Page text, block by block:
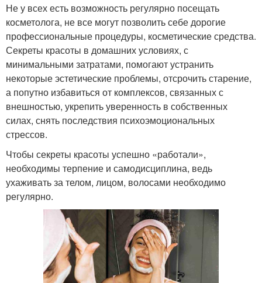
Не у всех есть возможность регулярно посещать
косметолога, не все могут позволить себе дорогие
профессиональные процедуры, косметические средства.
Секреты красоты в домашних условиях, с
минимальными затратами, помогают устранить
некоторые эстетические проблемы, отсрочить старение,
а попутно избавиться от комплексов, связанных с
внешностью, укрепить уверенность в собственных
силах, снять последствия психоэмоциональных
стрессов.
Чтобы секреты красоты успешно «работали»,
необходимы терпение и самодисциплина, ведь
ухаживать за телом, лицом, волосами необходимо
регулярно.